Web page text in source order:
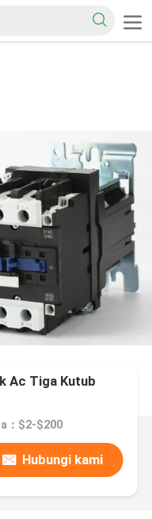
Ac Tiga Kutub
：$2-$200
Hubungi kami